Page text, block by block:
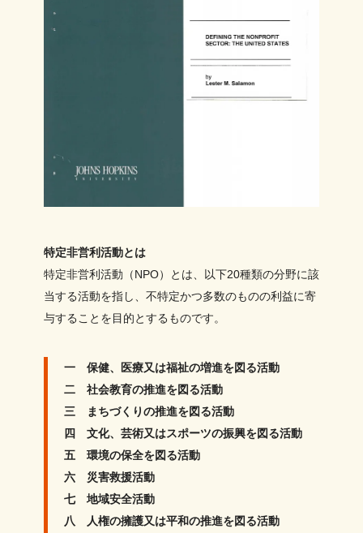
特定非営利活動とは
特定非営利活動（NPO）とは、以下20種類の分野に該
当する活動を指し、不特定かつ多数のものの利益に寄
与することを目的とするものです。
一 保健、医療又は福祉の増進を図る活動
二 社会教育の推進を図る活動
三 まちづくりの推進を図る活動
四 文化、芸術又はスポーツの振興を図る活動
五 環境の保全を図る活動
六 災害救援活動
七 地域安全活動
八 人権の擁護又は平和の推進を図る活動